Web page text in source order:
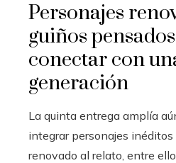
Personajes
guiños
conectar con
generación
La quinta entrega amplía
integrar personajes inéditos
renovado al relato, entre